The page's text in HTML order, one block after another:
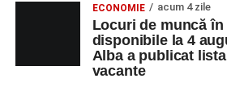
ECONOMIE acum 4 zile
Locuri de muncă
disponibile la 4
Alba a publicat
vacante